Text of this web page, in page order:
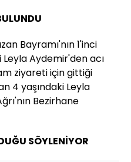
Bayramı'nın 1'inci
Aydemir'den acı
ziyareti için gittiği
4 yaşındaki Leyla
Bezirhane
SÖYLENİYOR